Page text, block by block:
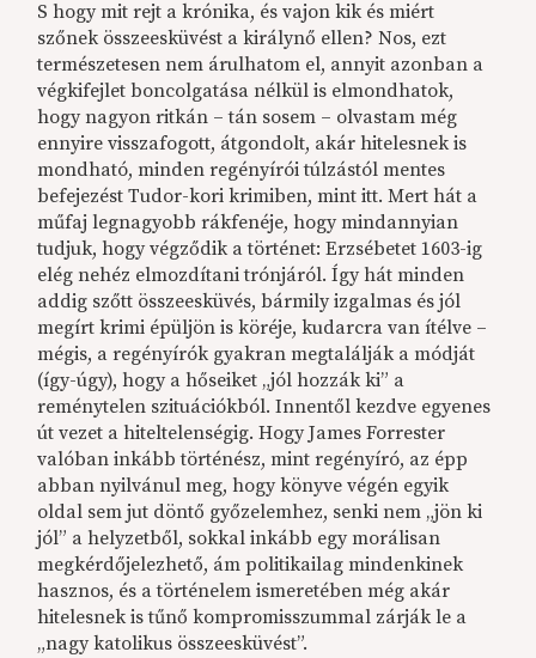
S hogy mit rejt a krónika, és vajon kik és miért
szőnek összeesküvést a királynő ellen? Nos, ezt
természetesen nem árulhatom el, annyit azonban a
végkifejlet boncolgatása nélkül is elmondhatok,
hogy nagyon ritkán – tán sosem – olvastam még
ennyire visszafogott, átgondolt, akár hitelesnek is
mondható, minden regényírói túlzástól mentes
befejezést Tudor-kori krimiben, mint itt. Mert hát a
műfaj legnagyobb rákfenéje, hogy mindannyian
tudjuk, hogy végződik a történet: Erzsébetet 1603-ig
elég nehéz elmozdítani trónjáról. Így hát minden
addig szőtt összeesküvés, bármily izgalmas és jól
megírt krimi épüljön is köréje, kudarcra van ítélve –
mégis, a regényírók gyakran megtalálják a módját
(így-úgy), hogy a hőseiket „jól hozzák ki” a
reménytelen szituációkból. Innentől kezdve egyenes
út vezet a hiteltelenségig. Hogy James Forrester
valóban inkább történész, mint regényíró, az épp
abban nyilvánul meg, hogy könyve végén egyik
oldal sem jut döntő győzelemhez, senki nem „jön ki
jól” a helyzetből, sokkal inkább egy morálisan
megkérdőjelezhető, ám politikailag mindenkinek
hasznos, és a történelem ismeretében még akár
hitelesnek is tűnő kompromisszummal zárják le a
„nagy katolikus összeesküvést”.